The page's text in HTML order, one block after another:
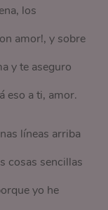
los
amor!, y sobre
y te aseguro
eso a ti, amor.
líneas arriba
cosas sencillas
yo he